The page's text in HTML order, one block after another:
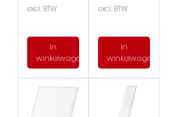
excl. BTW
In
winkelwagen
excl. BTW
In
winkelwagen